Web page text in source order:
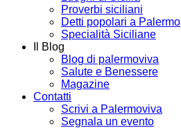
Proverbi siciliani
Detti popolari a Palermo
Specialità Siciliane
Il Blog
Blog di palermoviva
Salute e Benessere
Magazine
Contatti
Scrivi a Palermoviva
Segnala un evento